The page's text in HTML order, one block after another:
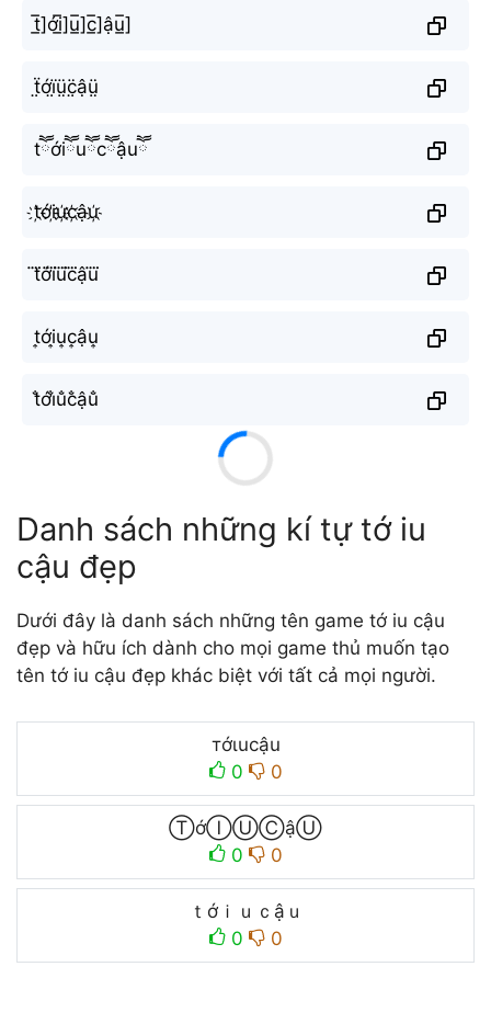
t̲̅]ới̲̅]u̲̅]c̲̅]ậu̲̅]
ẗ̤ớï̤ṳ̈c̤̈ậṳ̈
tཽớiཽuཽcཽậuཽ
t҉ới҉u҉c҉ậu҉
t⃜ới⃜u⃜c⃜ậu⃜
t͎ới͎u͎c͎ậu͎
t̐ới̐u̐c̐ậu̐
Danh sách những kí tự tớ iu
cậu đẹp
Dưới đây là danh sách những tên game tớ iu cậu
đẹp và hữu ích dành cho mọi game thủ muốn tạo
tên tớ iu cậu đẹp khác biệt với tất cả mọi người.
тớιucậu
0
0
ⓉớⒾⓊⒸậⓊ
0
0
ｔớｉｕｃậｕ
0
0